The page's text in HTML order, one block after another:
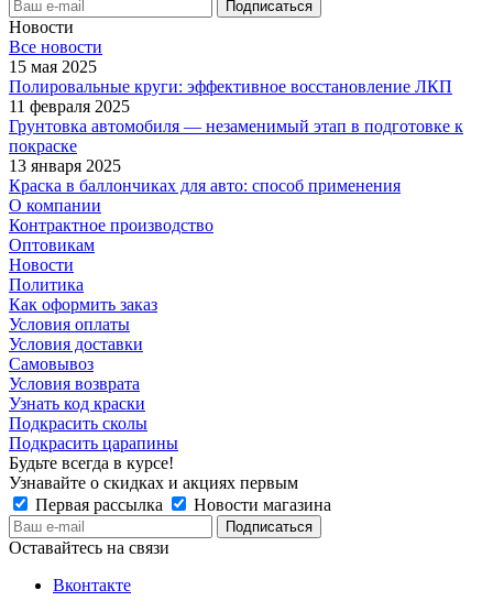
Новости
Все новости
15 мая 2025
Полировальные круги: эффективное восстановление ЛКП
11 февраля 2025
Грунтовка автомобиля — незаменимый этап в подготовке к
покраске
13 января 2025
Краска в баллончиках для авто: способ применения
О компании
Контрактное производство
Оптовикам
Новости
Политика
Как оформить заказ
Условия оплаты
Условия доставки
Самовывоз
Условия возврата
Узнать код краски
Подкрасить сколы
Подкрасить царапины
Будьте всегда в курсе!
Узнавайте о скидках и акциях первым
Первая рассылка
Новости магазина
Оставайтесь на связи
Вконтакте